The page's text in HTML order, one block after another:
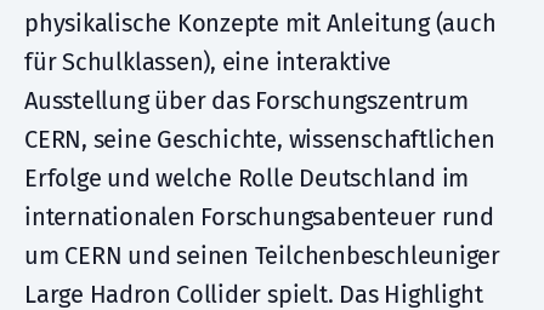
physikalische Konzepte mit Anleitung (auch
für Schulklassen), eine interaktive
Ausstellung über das Forschungszentrum
CERN, seine Geschichte, wissenschaftlichen
Erfolge und welche Rolle Deutschland im
internationalen Forschungsabenteuer rund
um CERN und seinen Teilchenbeschleuniger
Large Hadron Collider spielt. Das Highlight